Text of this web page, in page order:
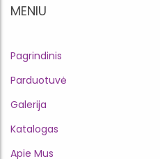
MENIU
Pagrindinis
Parduotuvė
Galerija
Katalogas
Apie Mus